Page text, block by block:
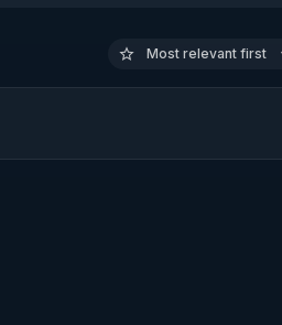
Most relevant first